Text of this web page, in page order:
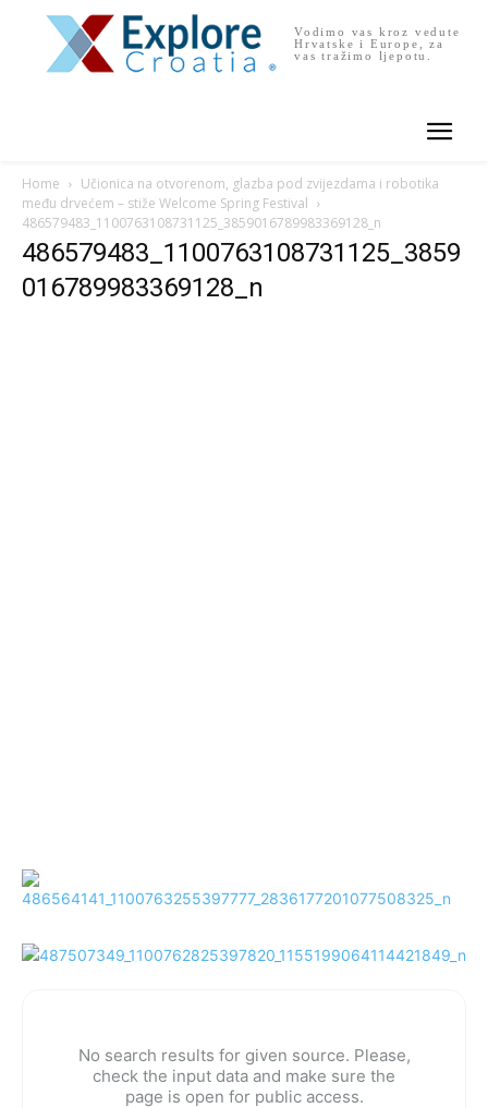
Vodimo vas kroz vedute
Hrvatske i Europe, za
vas tražimo ljepotu.
Home
Učionica na otvorenom, glazba pod zvijezdama i robotika
među drvećem – stiže Welcome Spring Festival
486579483_1100763108731125_3859016789983369128_n
486579483_1100763108731125_3859
016789983369128_n
No search results for given source. Please,
check the input data and make sure the
page is open for public access.